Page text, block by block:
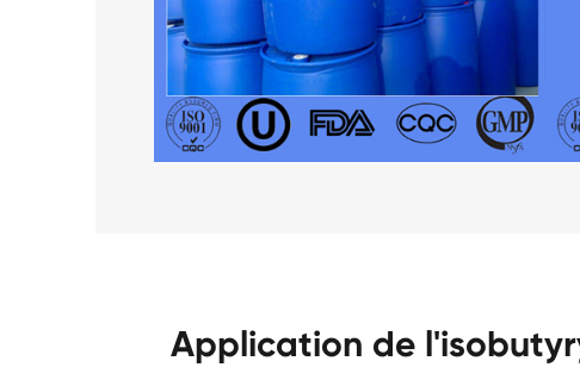
Application de